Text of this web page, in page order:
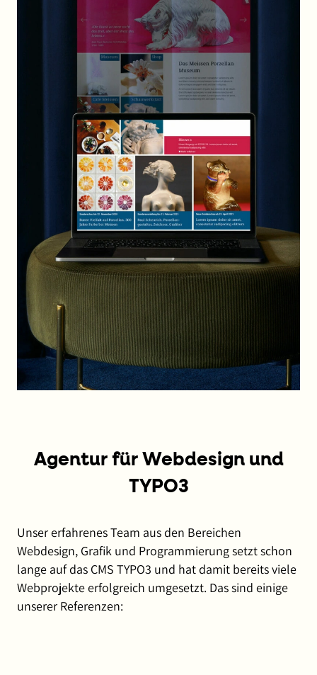
Agentur für Webdesign und
TYPO3
Unser erfahrenes Team aus den Bereichen
Webdesign, Grafik und Programmierung setzt schon
lange auf das CMS TYPO3 und hat damit bereits viele
Webprojekte erfolgreich umgesetzt. Das sind einige
unserer Referenzen: